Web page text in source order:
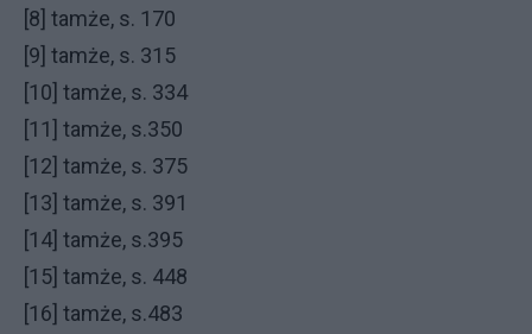
[8] tamże, s. 170
[9] tamże, s. 315
[10] tamże, s. 334
[11] tamże, s.350
[12] tamże, s. 375
[13] tamże, s. 391
[14] tamże, s.395
[15] tamże, s. 448
[16] tamże, s.483